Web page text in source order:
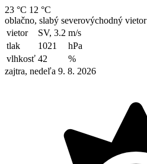
23 °C 12 °C
oblačno, slabý severovýchodný vietor
vietor
SV, 3.2 m/s
tlak
1021
hPa
vlhkosť 42
%
zajtra, nedeľa 9. 8. 2026